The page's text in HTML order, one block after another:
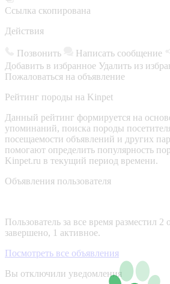
Ссылка скопирована
Действия
Позвонить Написать сообщение
Добавить в избранное Удалить из
Пожаловаться на объявление
Рейтинг породы на Kinpet
Данный рейтинг формируется на
упоминаний, поиска породы
посещаемости объявлений и других
помогают определить популярность
Kinpet.ru в текущий период времени.
Объявления пользователя
Пользователь за все время разместил 2
завершено, 1 активное.
Посмотреть все объявления
Вы отключили уведомления